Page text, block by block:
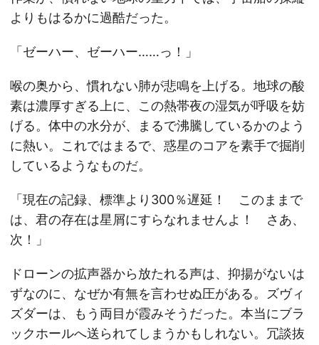
よりもはるかに過酷だった。
「ゼーハー、ゼーハー……っ！」
喉の奥から、慣れない肺が悲鳴を上げる。地球の酸
素は濃厚すぎる上に、この熱帯夜の湿気が呼吸を妨
げる。体中の水分が、まるで沸騰しているかのよう
に熱い。これではまるで、惑星のコアを素手で掘削
しているようなものだ。
「現在の記録、標準より300％遅延！ このままで
は、君の存在は星屑にすらなれませんよ！ さあ、
次！」
ドローンの拡声器から放たれる声は、抑揚がないは
ずなのに、なぜか有無を言わせぬ圧がある。ズヴィ
ズダーは、もう両目が霞みそうだった。本当にブラ
ックホールへ送られてしまうかもしれない。冗談抜